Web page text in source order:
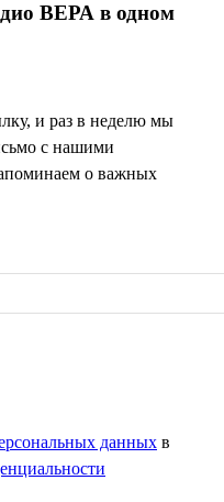
ВЕРА в одном
и раз в неделю мы
с нашими
о важных
данных в